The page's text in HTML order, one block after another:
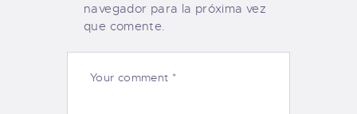
navegador para la próxima vez
que comente.